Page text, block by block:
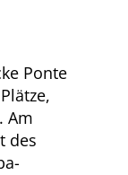
Ponte
Am
des